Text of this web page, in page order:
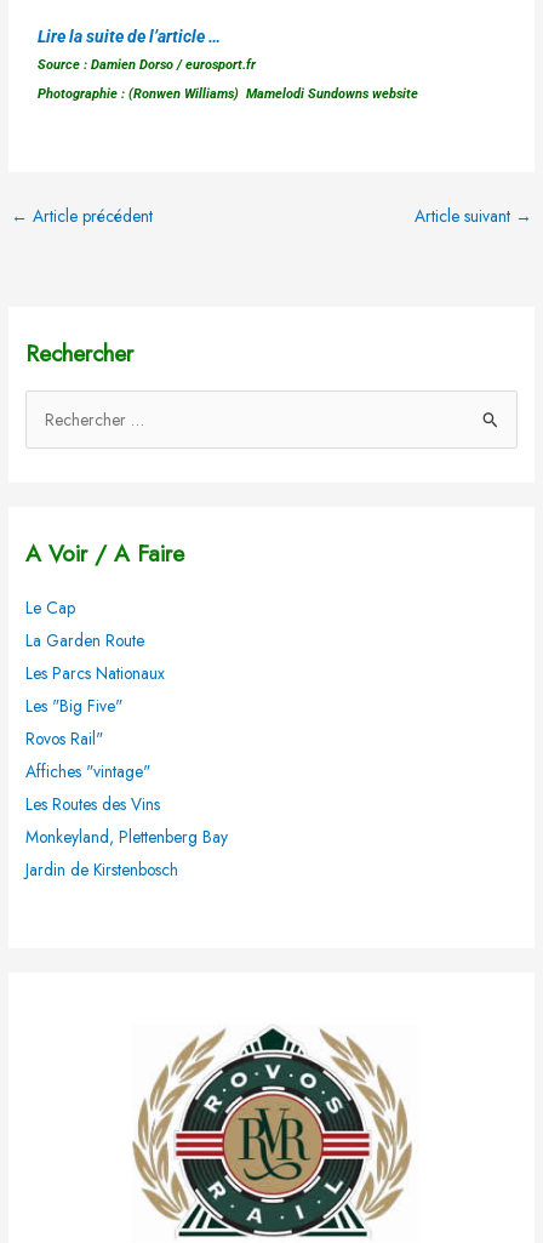
Lire la suite de l’article …
Source : Damien Dorso / eurosport.fr
Photographie : (Ronwen Williams) Mamelodi Sundowns website
← Article précédent Article suivant →
Rechercher
e
e
c
h
e
r
:
A Voir / A Faire
Le Cap
La Garden Route
Les Parcs Nationaux
Les "Big Five"
Rovos Rail"
Affiches "vintage"
Les Routes des Vins
Monkeyland, Plettenberg Bay
Jardin de Kirstenbosch